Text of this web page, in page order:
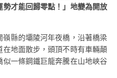
才能回歸零點！」地變為開放
縣的壩陵河年夜橋，沿著橋梁
在地面散步，頭頂不時有車輛顛
一條鋼鐵巨龍奔騰在山地峽谷